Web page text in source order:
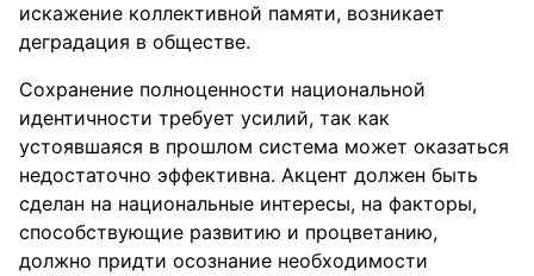
искажение коллективной памяти, возникает
деградация в обществе.
Сохранение полноценности национальной
идентичности требует усилий, так как
устоявшаяся в прошлом система может оказаться
недостаточно эффективна. Акцент должен быть
сделан на национальные интересы, на факторы,
способствующие развитию и процветанию,
должно придти осознание необходимости